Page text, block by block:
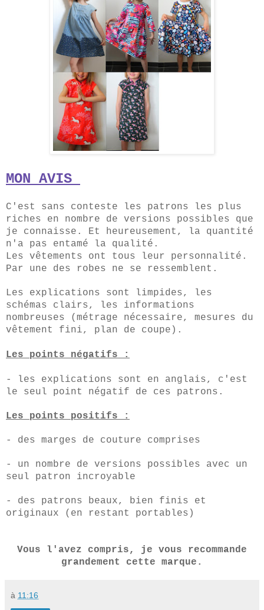
MON AVIS
C'est sans conteste les patrons les plus
riches en nombre de versions possibles que
je connaisse. Et heureusement, la quantité
n'a pas entamé la qualité.
Les vêtements ont tous leur personnalité.
Par une des robes ne se ressemblent.
Les explications sont limpides, les
schémas clairs, les informations
nombreuses (métrage nécessaire, mesures du
vêtement fini, plan de coupe).
Les points négatifs :
- les explications sont en anglais, c'est
le seul point négatif de ces patrons.
Les points positifs :
- des marges de couture comprises
- un nombre de versions possibles avec un
seul patron incroyable
- des patrons beaux, bien finis et
originaux (en restant portables)
Vous l'avez compris, je vous recommande
grandement cette marque.
à 11:16